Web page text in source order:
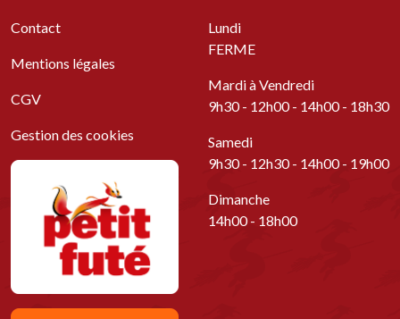
Contact
Mentions légales
CGV
Gestion des cookies
Lundi
FERME
Mardi à Vendredi
9h30 - 12h00 - 14h00 - 18h30
Samedi
9h30 - 12h30 - 14h00 - 19h00
Dimanche
14h00 - 18h00